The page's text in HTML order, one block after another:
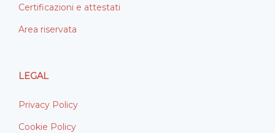
Certificazioni e attestati
Area riservata
LEGAL
Privacy Policy
Cookie Policy